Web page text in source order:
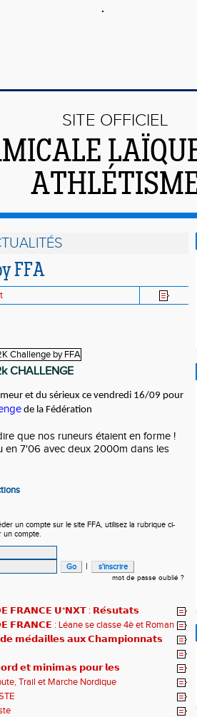
SITE OFFICIEL
FFA
CHALLENGE
et du sérieux ce vendredi 16/09 pour
de la Fédération
que nos runeurs étaient en forme !
en 7'06 avec deux 2000m dans les
un compte sur le site FFA, utilisez la rubrique ci-
un compte.
|
mot de passe oublié ?
𝗨*𝗡𝗫𝗧 : 𝗥𝗲́𝘀𝘂𝘁𝗮𝘁𝘀
: Léane se classe 4è et Roman
𝗺𝗲́𝗱𝗮𝗶𝗹𝗹𝗲𝘀 𝗮𝘂𝘅 𝗖𝗵𝗮𝗺𝗽𝗶𝗼𝗻𝗻𝗮𝘁𝘀
𝗲𝘁 𝗺𝗶𝗻𝗶𝗺𝗮𝘀 𝗽𝗼𝘂𝗿 𝗹𝗲𝘀
𝗨𝟮𝟬 𝗽𝗼𝘂𝗿 𝗔𝗹𝗼𝗶̈𝘀 !
Trail et Marche Nordique